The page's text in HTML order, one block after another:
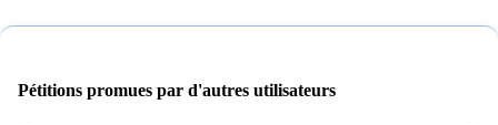
Pétitions promues par d'autres utilisateurs